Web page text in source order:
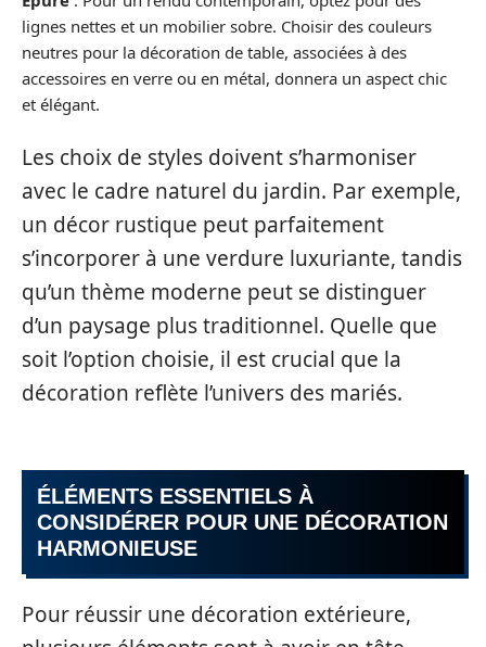
lignes nettes et un mobilier sobre. Choisir des couleurs
neutres pour la décoration de table, associées à des
accessoires en verre ou en métal, donnera un aspect chic
et élégant.
Les choix de styles doivent s’harmoniser
avec le cadre naturel du jardin. Par exemple,
un décor rustique peut parfaitement
s’incorporer à une verdure luxuriante, tandis
qu’un thème moderne peut se distinguer
d’un paysage plus traditionnel. Quelle que
soit l’option choisie, il est crucial que la
décoration reflète l’univers des mariés.
ÉLÉMENTS ESSENTIELS À
CONSIDÉRER POUR UNE DÉCORATION
HARMONIEUSE
Pour réussir une décoration extérieure,